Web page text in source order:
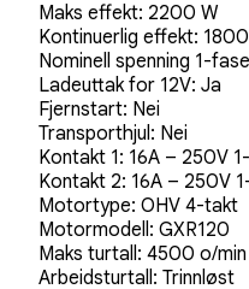
Maks effekt: 2200 W
Kontinuerlig effekt:
Nominell spenning 1-
Ladeuttak for 12V: Ja
Fjernstart: Nei
Transporthjul: Nei
Kontakt 1: 16A – 250V
Kontakt 2: 16A – 250V
Motortype: OHV 4-takt
Motormodell: GXR120
Maks turtall: 4500 o/min
Arbeidsturtall: Trinnløst